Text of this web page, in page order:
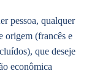
pessoa, qualquer
origem (francês e
que deseje
econômica